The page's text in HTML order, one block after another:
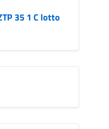
35 1 C lotto